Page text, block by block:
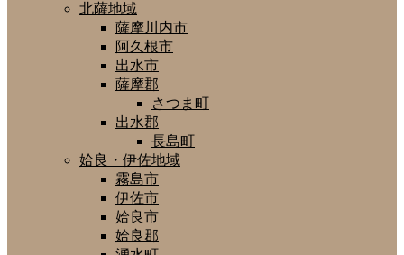
北薩地域
薩摩川内市
阿久根市
出水市
薩摩郡
さつま町
出水郡
長島町
姶良・伊佐地域
霧島市
伊佐市
姶良市
姶良郡